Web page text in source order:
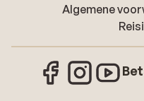
Algemene